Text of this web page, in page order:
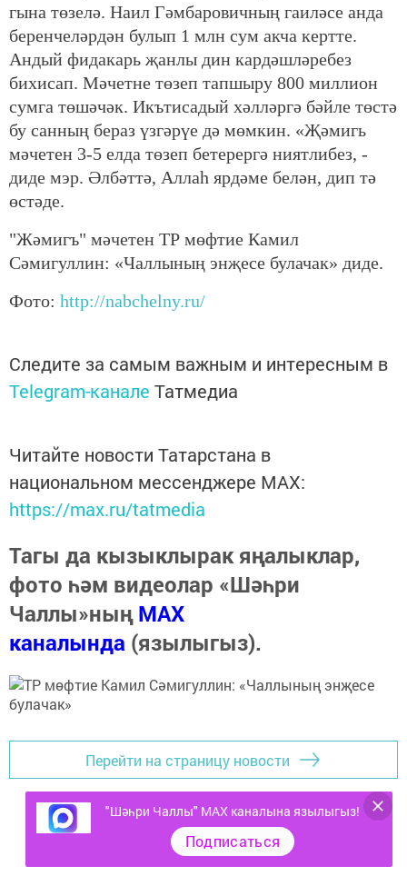
гына төзелә. Наил Гәмбаровичның гаиләсе анда
беренчеләрдән булып 1 млн сум акча кертте.
Андый фидакарь җанлы дин кардәшләребез
бихисап. Мәчетне төзеп тапшыру 800 миллион
сумга төшәчәк. Икътисадый хәлләргә бәйле төстә
бу санның бераз үзгәрүе дә мөмкин. «Җәмигь
мәчетен 3-5 елда төзеп бетерергә ниятлибез, -
диде мэр. Әлбәттә, Аллаһ ярдәме белән, дип тә
өстәде.
"Жәмигъ" мәчетен ТР мөфтие Камил
Сәмигуллин: «Чаллының энҗесе булачак» диде.
Фото: http://nabchelny.ru/
Следите за самым важным и интересным в
Telegram-канале Татмедиа
Читайте новости Татарстана в
национальном мессенджере MАХ:
https://max.ru/tatmedia
Тагы да кызыклырак яңалыклар,
фото һәм видеолар «Шәһри
Чаллы»ныңMAX
каналында (язылыгыз).
Перейти на страницу новости
"Шәһри Чаллы" MAX каналына язылыгыз!
Подписаться